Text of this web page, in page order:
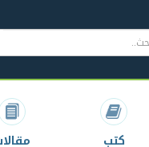
كتب